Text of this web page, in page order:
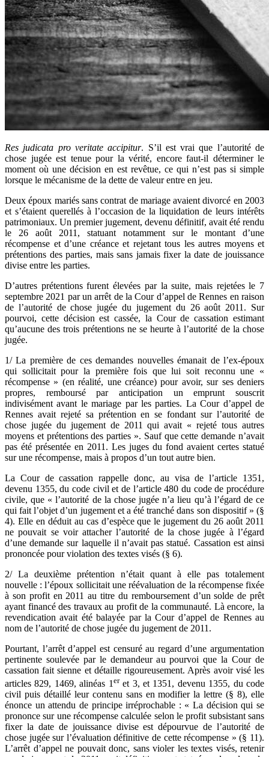
Res judicata pro veritate accipitur. S’il est vrai que l’autorité de
chose jugée est tenue pour la vérité, encore faut-il déterminer le
moment où une décision en est revêtue, ce qui n’est pas si simple
lorsque le mécanisme de la dette de valeur entre en jeu.
Deux époux mariés sans contrat de mariage avaient divorcé en 2003
et s’étaient querellés à l’occasion de la liquidation de leurs intérêts
patrimoniaux. Un premier jugement, devenu définitif, avait été rendu
le 26 août 2011, statuant notamment sur le montant d’une
récompense et d’une créance et rejetant tous les autres moyens et
prétentions des parties, mais sans jamais fixer la date de jouissance
divise entre les parties.
D’autres prétentions furent élevées par la suite, mais rejetées le 7
septembre 2021 par un arrêt de la Cour d’appel de Rennes en raison
de l’autorité de chose jugée du jugement du 26 août 2011. Sur
pourvoi, cette décision est cassée, la Cour de cassation estimant
qu’aucune des trois prétentions ne se heurte à l’autorité de la chose
jugée.
1/ La première de ces demandes nouvelles émanait de l’ex-époux
qui sollicitait pour la première fois que lui soit reconnu une «
récompense » (en réalité, une créance) pour avoir, sur ses deniers
propres, remboursé par anticipation un emprunt souscrit
indivisément avant le mariage par les parties. La Cour d’appel de
Rennes avait rejeté sa prétention en se fondant sur l’autorité de
chose jugée du jugement de 2011 qui avait « rejeté tous autres
moyens et prétentions des parties ». Sauf que cette demande n’avait
pas été présentée en 2011. Les juges du fond avaient certes statué
sur une récompense, mais à propos d’un tout autre bien.
La Cour de cassation rappelle donc, au visa de l’article 1351,
devenu 1355, du code civil et de l’article 480 du code de procédure
civile, que « l’autorité de la chose jugée n’a lieu qu’à l’égard de ce
qui fait l’objet d’un jugement et a été tranché dans son dispositif » (§
4). Elle en déduit au cas d’espèce que le jugement du 26 août 2011
ne pouvait se voir attacher l’autorité de la chose jugée à l’égard
d’une demande sur laquelle il n’avait pas statué. Cassation est ainsi
prononcée pour violation des textes visés (§ 6).
2/ La deuxième prétention n’était quant à elle pas totalement
nouvelle : l’époux sollicitait une réévaluation de la récompense fixée
à son profit en 2011 au titre du remboursement d’un solde de prêt
ayant financé des travaux au profit de la communauté. Là encore, la
revendication avait été balayée par la Cour d’appel de Rennes au
nom de l’autorité de chose jugée du jugement de 2011.
Pourtant, l’arrêt d’appel est censuré au regard d’une argumentation
pertinente soulevée par le demandeur au pourvoi que la Cour de
cassation fait sienne et détaille rigoureusement. Après avoir visé les
articles 829, 1469, alinéas 1 eret 3, et 1351, devenu 1355, du code
civil puis détaillé leur contenu sans en modifier la lettre (§ 8), elle
énonce un attendu de principe irréprochable : « La décision qui se
prononce sur une récompense calculée selon le profit subsistant sans
fixer la date de jouissance divise est dépourvue de l’autorité de
chose jugée sur l’évaluation définitive de cette récompense » (§ 11).
L’arrêt d’appel ne pouvait donc, sans violer les textes visés, retenir